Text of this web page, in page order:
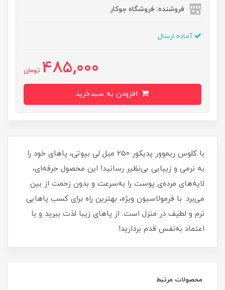
فروشنده: فروشگاه جوکار
آماده ارسال
485,000 تومان
با کلوس ریموور پدیکور 250 میل لی بیوتی، پاهای خود را
به نرمی و زیبایی بی‌نظیر رسانید! این محصول حرفه‌ای،
لایه‌های مرده‌ی پوست را به‌سرعت و بدون زحمت از بین
می‌برد. با فرمولاسیون ویژه، بهترین راه برای کسب پاهایی
نرم و لطیف در منزل است. از پاهای زیبا لذت ببرید و با
اعتماد به‌نفس قدم بردارید!
محصولات مرتبط